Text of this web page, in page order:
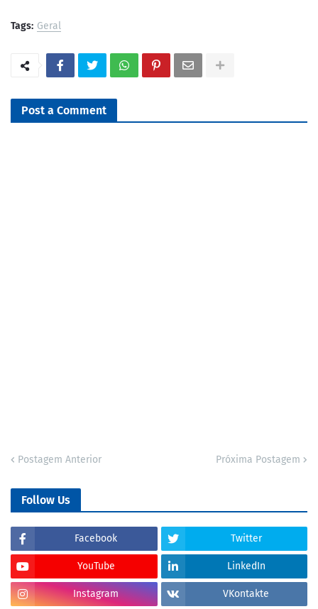
Tags: Geral
Post a Comment
Postagem Anterior Próxima Postagem
Follow Us
Facebook Twitter
YouTube LinkedIn
Instagram VKontakte